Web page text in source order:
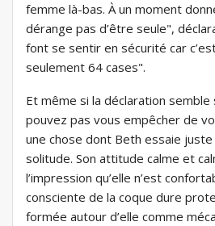
femme là-bas. À un moment
dérange pas d’être seule",
font se sentir en sécurité car
seulement 64 cases".
Et même si la déclaration
pouvez pas vous empêcher de
une chose dont Beth essaie
solitude. Son attitude calme et
l’impression qu’elle n’est
consciente de la coque dure
formée autour d’elle comme